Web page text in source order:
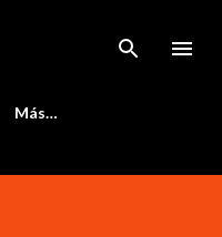
Más…